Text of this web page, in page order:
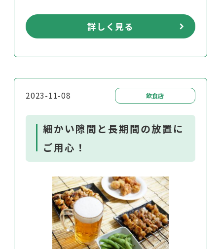
詳しく見る
2023-11-08 飲食店
細かい隙間と長期間の放置に
ご用心！